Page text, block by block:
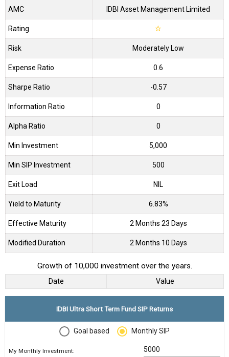
AMC IDBI Asset Management Limited
Rating ☆
Risk Moderately Low
Expense Ratio 0.6
Sharpe Ratio -0.57
Information Ratio 0
Alpha Ratio 0
Min Investment 5,000
Min SIP Investment 500
Exit Load NIL
Yield to Maturity 6.83%
Effective Maturity 2 Months 23 Days
Modified Duration 2 Months 10 Days
Growth of 10,000 investment over the years.
Date Value
IDBI Ultra Short Term Fund SIP Returns
Goal based Monthly SIP
My Monthly Investment: